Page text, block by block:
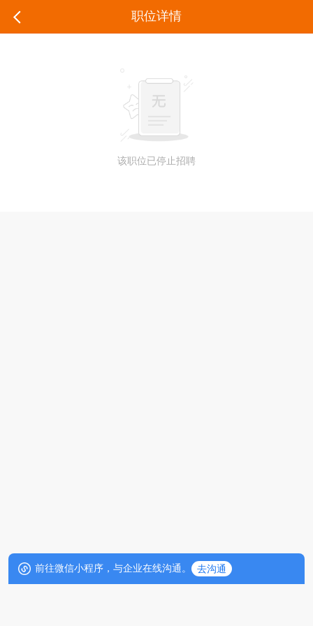
职位详情
该职位已停止招聘
前往微信小程序，与企业在线沟通。 去沟通